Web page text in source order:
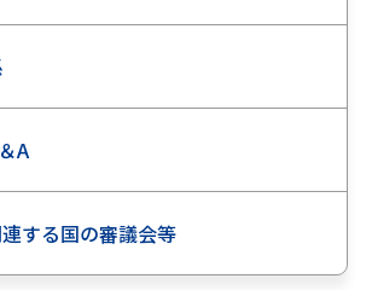
A
する国の審議会等